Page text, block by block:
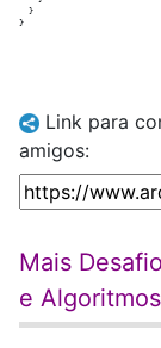
  }
Link para
amigos:
Mais
e